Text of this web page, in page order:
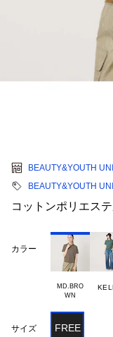
BEAUTY&YOUTH
BEAUTY&YOUTH
コットンポリエス
カラー
MD.BRO
サイズ FREE